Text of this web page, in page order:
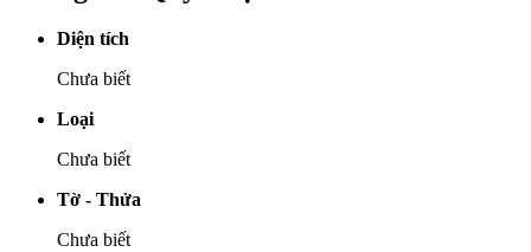
Diện tích
Chưa biết
Loại
Chưa biết
Tờ - Thửa
Chưa biết